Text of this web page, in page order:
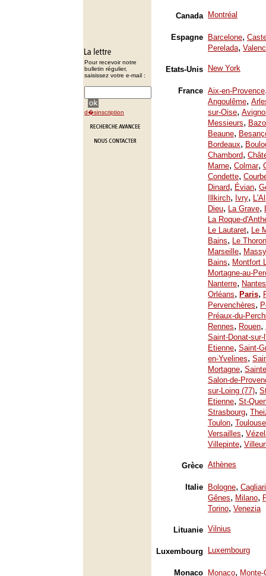
Pour recevoir notre
bulletin régulier,
saisissez votre e-mail :
d�sinscription
Canada Montréal
Espagne Barcelone,
Perelada,
Etats-Unis New York
France Aix-en-Provence
Angoulême,
sur-Oise,
Messieurs,
Beaune,
Bordeaux,
Chambord,
Marne, Colmar,
Condette,
Dinard, Évian,
Illkirch, Ivry,
Dieu, La Grave,
La Roque-
Le Lautaret, Le
Bains, Le
Marseille, Massy
Bains, Montfort
Mortagne-au-
Nanterre, Nantes
Orléans, Paris,
Pervenchères,
Préaux-du-
Rennes, Rouen,
Saint-Donat-sur-
Etienne, Saint-
en-Yvelines,
Mortagne,
Salon-de-
sur-Loing (77),
Etienne, St-
Strasbourg,
Toulon, Toulouse
Versailles,
Villepinte,
Grèce Athènes
Italie Bologne, Cagliari
Gênes, Milano,
Torino, Venezia
Lituanie Vilnius
Luxembourg Luxembourg
Monaco Monaco, Monte-